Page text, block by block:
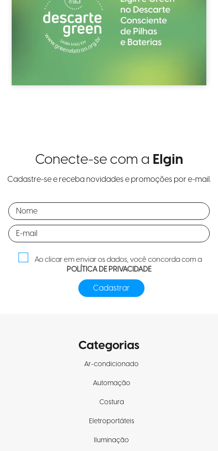
Conecte-se com a Elgin
Cadastre-se e receba novidades e promoções por e-mail.
Ao clicar em enviar os dados, você concorda com a
POLÍTICA DE PRIVACIDADE
Categorias
Ar-condicionado
Automação
Costura
Eletroportáteis
Iluminação